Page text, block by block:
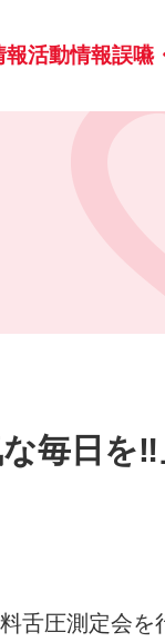
報活動情報誤嚥
毎日を‼
舌圧測定会を